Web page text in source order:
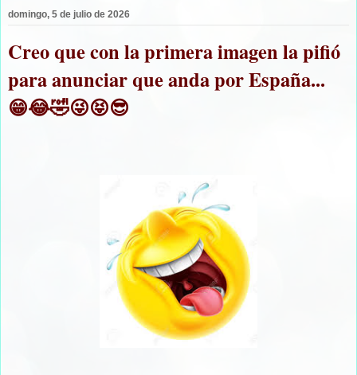
domingo, 5 de julio de 2026
Creo que con la primera imagen la pifió
para anunciar que anda por España...
😁😂🤣😜😝😎